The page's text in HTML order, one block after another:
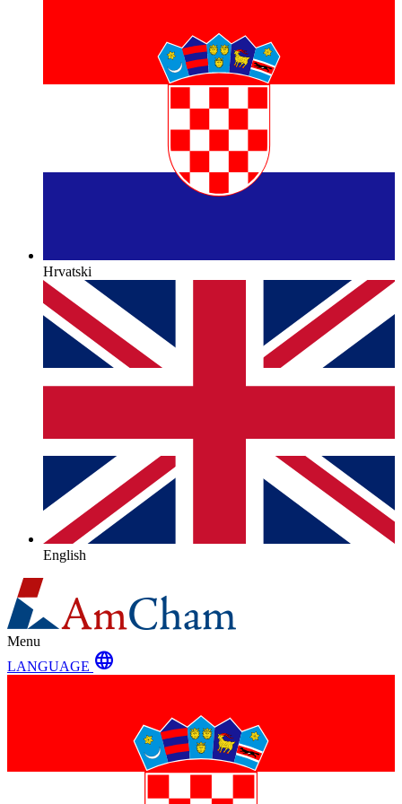
Hrvatski
English
Menu
LANGUAGE language